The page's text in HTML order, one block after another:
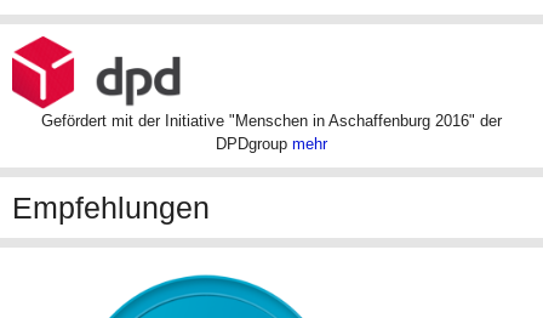
Gefördert mit der Initiative "Menschen in Aschaffenburg 2016" der
DPDgroup mehr
Empfehlungen